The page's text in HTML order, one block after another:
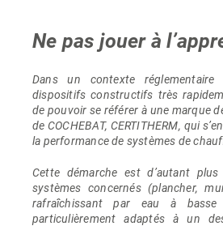
Ne pas jouer à
Dans un contexte
dispositifs constructifs très
de pouvoir se référer à une marque
de COCHEBAT, CERTITHERM, qui
la performance de systèmes de
Cette démarche est d’autant
systèmes concernés (plancher,
rafraîchissant par eau à basse
particulièrement adaptés à un